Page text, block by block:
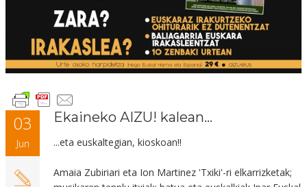
03
Jun
Ekaineko AIZU! kalean...
...eta euskaltegian, kioskoan!!
Amaia Zubiriari eta Ion Martinez 'Txiki'-ri elkarrizketak;